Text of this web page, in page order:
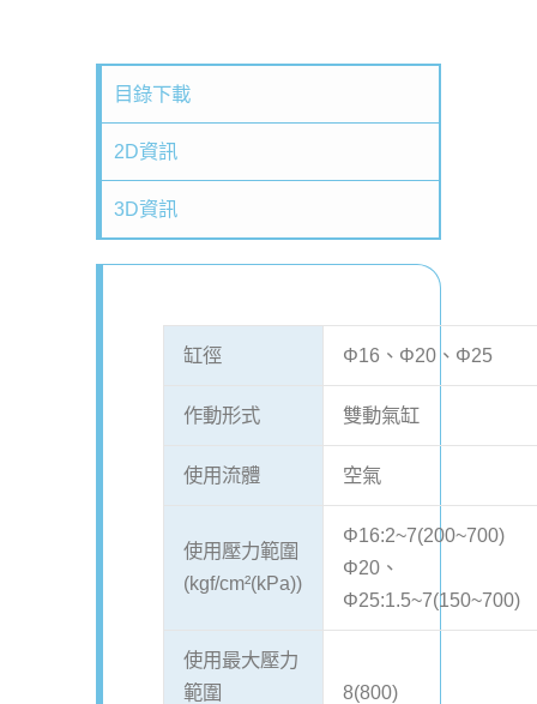
目錄下載
2D資訊
3D資訊
缸徑 Φ16、Φ20、Φ25
作動形式 雙動氣缸
使用流體 空氣
使用壓力範圍
(kgf/cm²(kPa))
Φ16:2~7(200~700)
Φ20、
Φ25:1.5~7(150~700)
使用最大壓力
範圍
8(800)